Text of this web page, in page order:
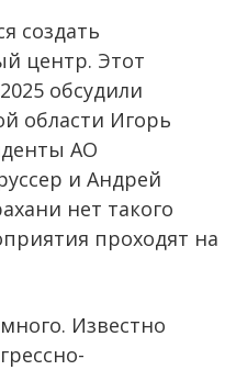
создать
центр. Этот
обсудили
области Игорь
АО
и Андрей
нет такого
проходят на
Известно